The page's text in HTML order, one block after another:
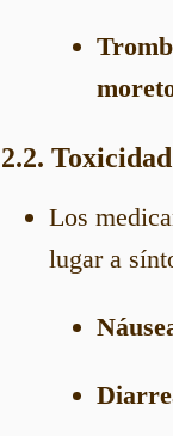
2.2.
Los
lugar a